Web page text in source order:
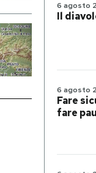
6 agosto
Il
6 agosto
Fare
fare